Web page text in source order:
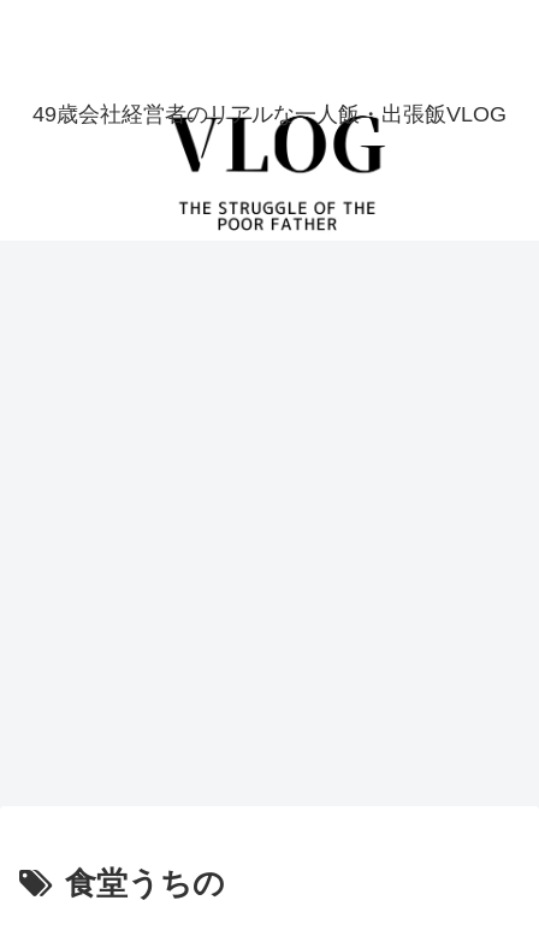
49歳会社経営者のリアルな一人飯・出張飯VLOG
食堂うちの